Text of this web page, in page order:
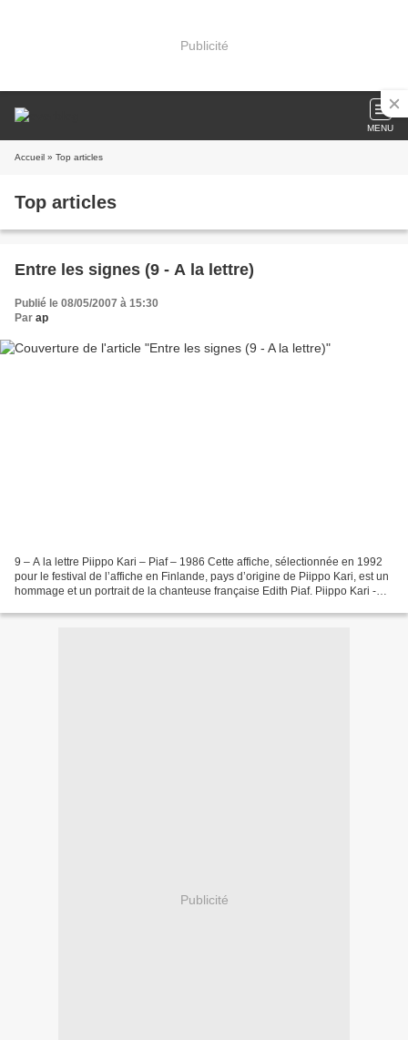
Publicité
MENU
Accueil » Top articles
Top articles
Entre les signes (9 - A la lettre)
Publié le 08/05/2007 à 15:30
Par ap
9 – A la lettre Piippo Kari – Piaf – 1986 Cette affiche, sélectionnée en 1992
pour le festival de l’affiche en Finlande, pays d’origine de Piippo Kari, est un
hommage et un portrait de la chanteuse française Edith Piaf. Piippo Kari -
Publicité